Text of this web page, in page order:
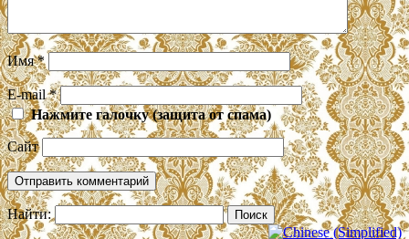
Имя*
E-mail*
Нажмите галочку (защита от спама)
Сайт
Найти: